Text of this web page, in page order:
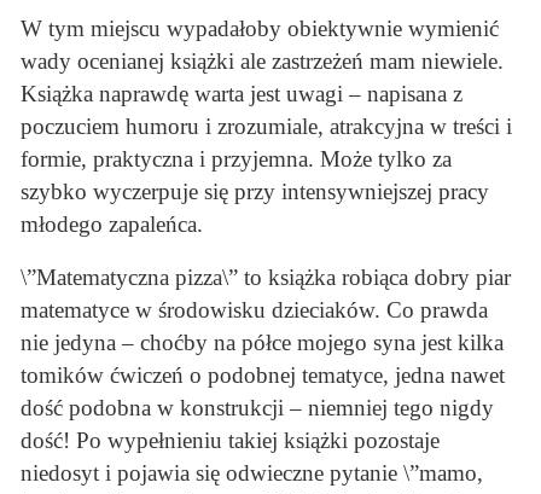
W tym miejscu wypadałoby obiektywnie wymienić
wady ocenianej książki ale zastrzeżeń mam niewiele.
Książka naprawdę warta jest uwagi – napisana z
poczuciem humoru i zrozumiale, atrakcyjna w treści i
formie, praktyczna i przyjemna. Może tylko za
szybko wyczerpuje się przy intensywniejszej pracy
młodego zapaleńca.
\”Matematyczna pizza\” to książka robiąca dobry piar
matematyce w środowisku dzieciaków. Co prawda
nie jedyna – choćby na półce mojego syna jest kilka
tomików ćwiczeń o podobnej tematyce, jedna nawet
dość podobna w konstrukcji – niemniej tego nigdy
dość! Po wypełnieniu takiej książki pozostaje
niedosyt i pojawia się odwieczne pytanie \”mamo,